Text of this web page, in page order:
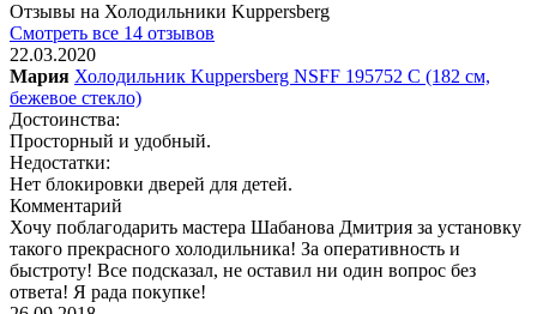
Отзывы на Холодильники Kuppersberg
Смотреть все 14 отзывов
22.03.2020
Мария Холодильник Kuppersberg NSFF 195752 C (182 см,
бежевое стекло)
Достоинства:
Просторный и удобный.
Недостатки:
Нет блокировки дверей для детей.
Комментарий
Хочу поблагодарить мастера Шабанова Дмитрия за установку
такого прекрасного холодильника! За оперативность и
быстроту! Все подсказал, не оставил ни один вопрос без
ответа! Я рада покупке!